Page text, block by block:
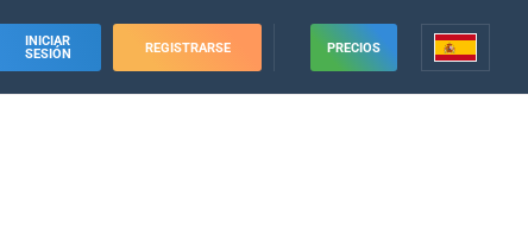
INICIAR
SESIÓN
REGISTRARSE PRECIOS